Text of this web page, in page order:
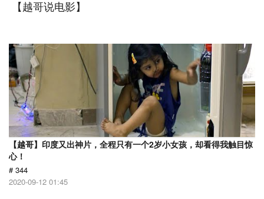
【越哥说电影】
【越哥】印度又出神片，全程只有一个2岁小女孩，却看得我触目惊
心！
# 344
2020-09-12 01:45